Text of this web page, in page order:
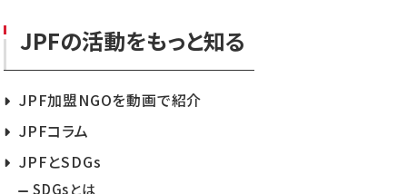
JPFの活動をもっと知る
JPF加盟NGOを動画で紹介
JPFコラム
JPFとSDGs
SDGsとは